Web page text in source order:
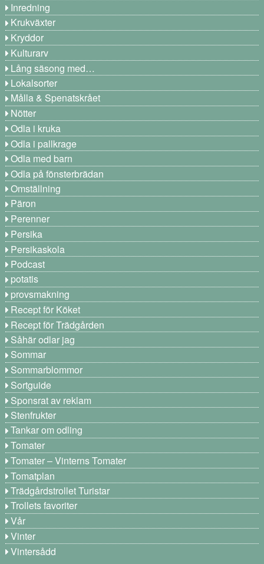
Inredning
Krukväxter
Kryddor
Kulturarv
Lång säsong med…
Lokalsorter
Målla & Spenatskrået
Nötter
Odla i kruka
Odla i pallkrage
Odla med barn
Odla på fönsterbrädan
Omställning
Päron
Perenner
Persika
Persikaskola
Podcast
potatis
provsmakning
Recept för Köket
Recept för Trädgården
Såhär odlar jag
Sommar
Sommarblommor
Sortguide
Sponsrat av reklam
Stenfrukter
Tankar om odling
Tomater
Tomater – Vinterns Tomater
Tomatplan
Trädgårdstrollet Turistar
Trollets favoriter
Vår
Vinter
Vintersådd